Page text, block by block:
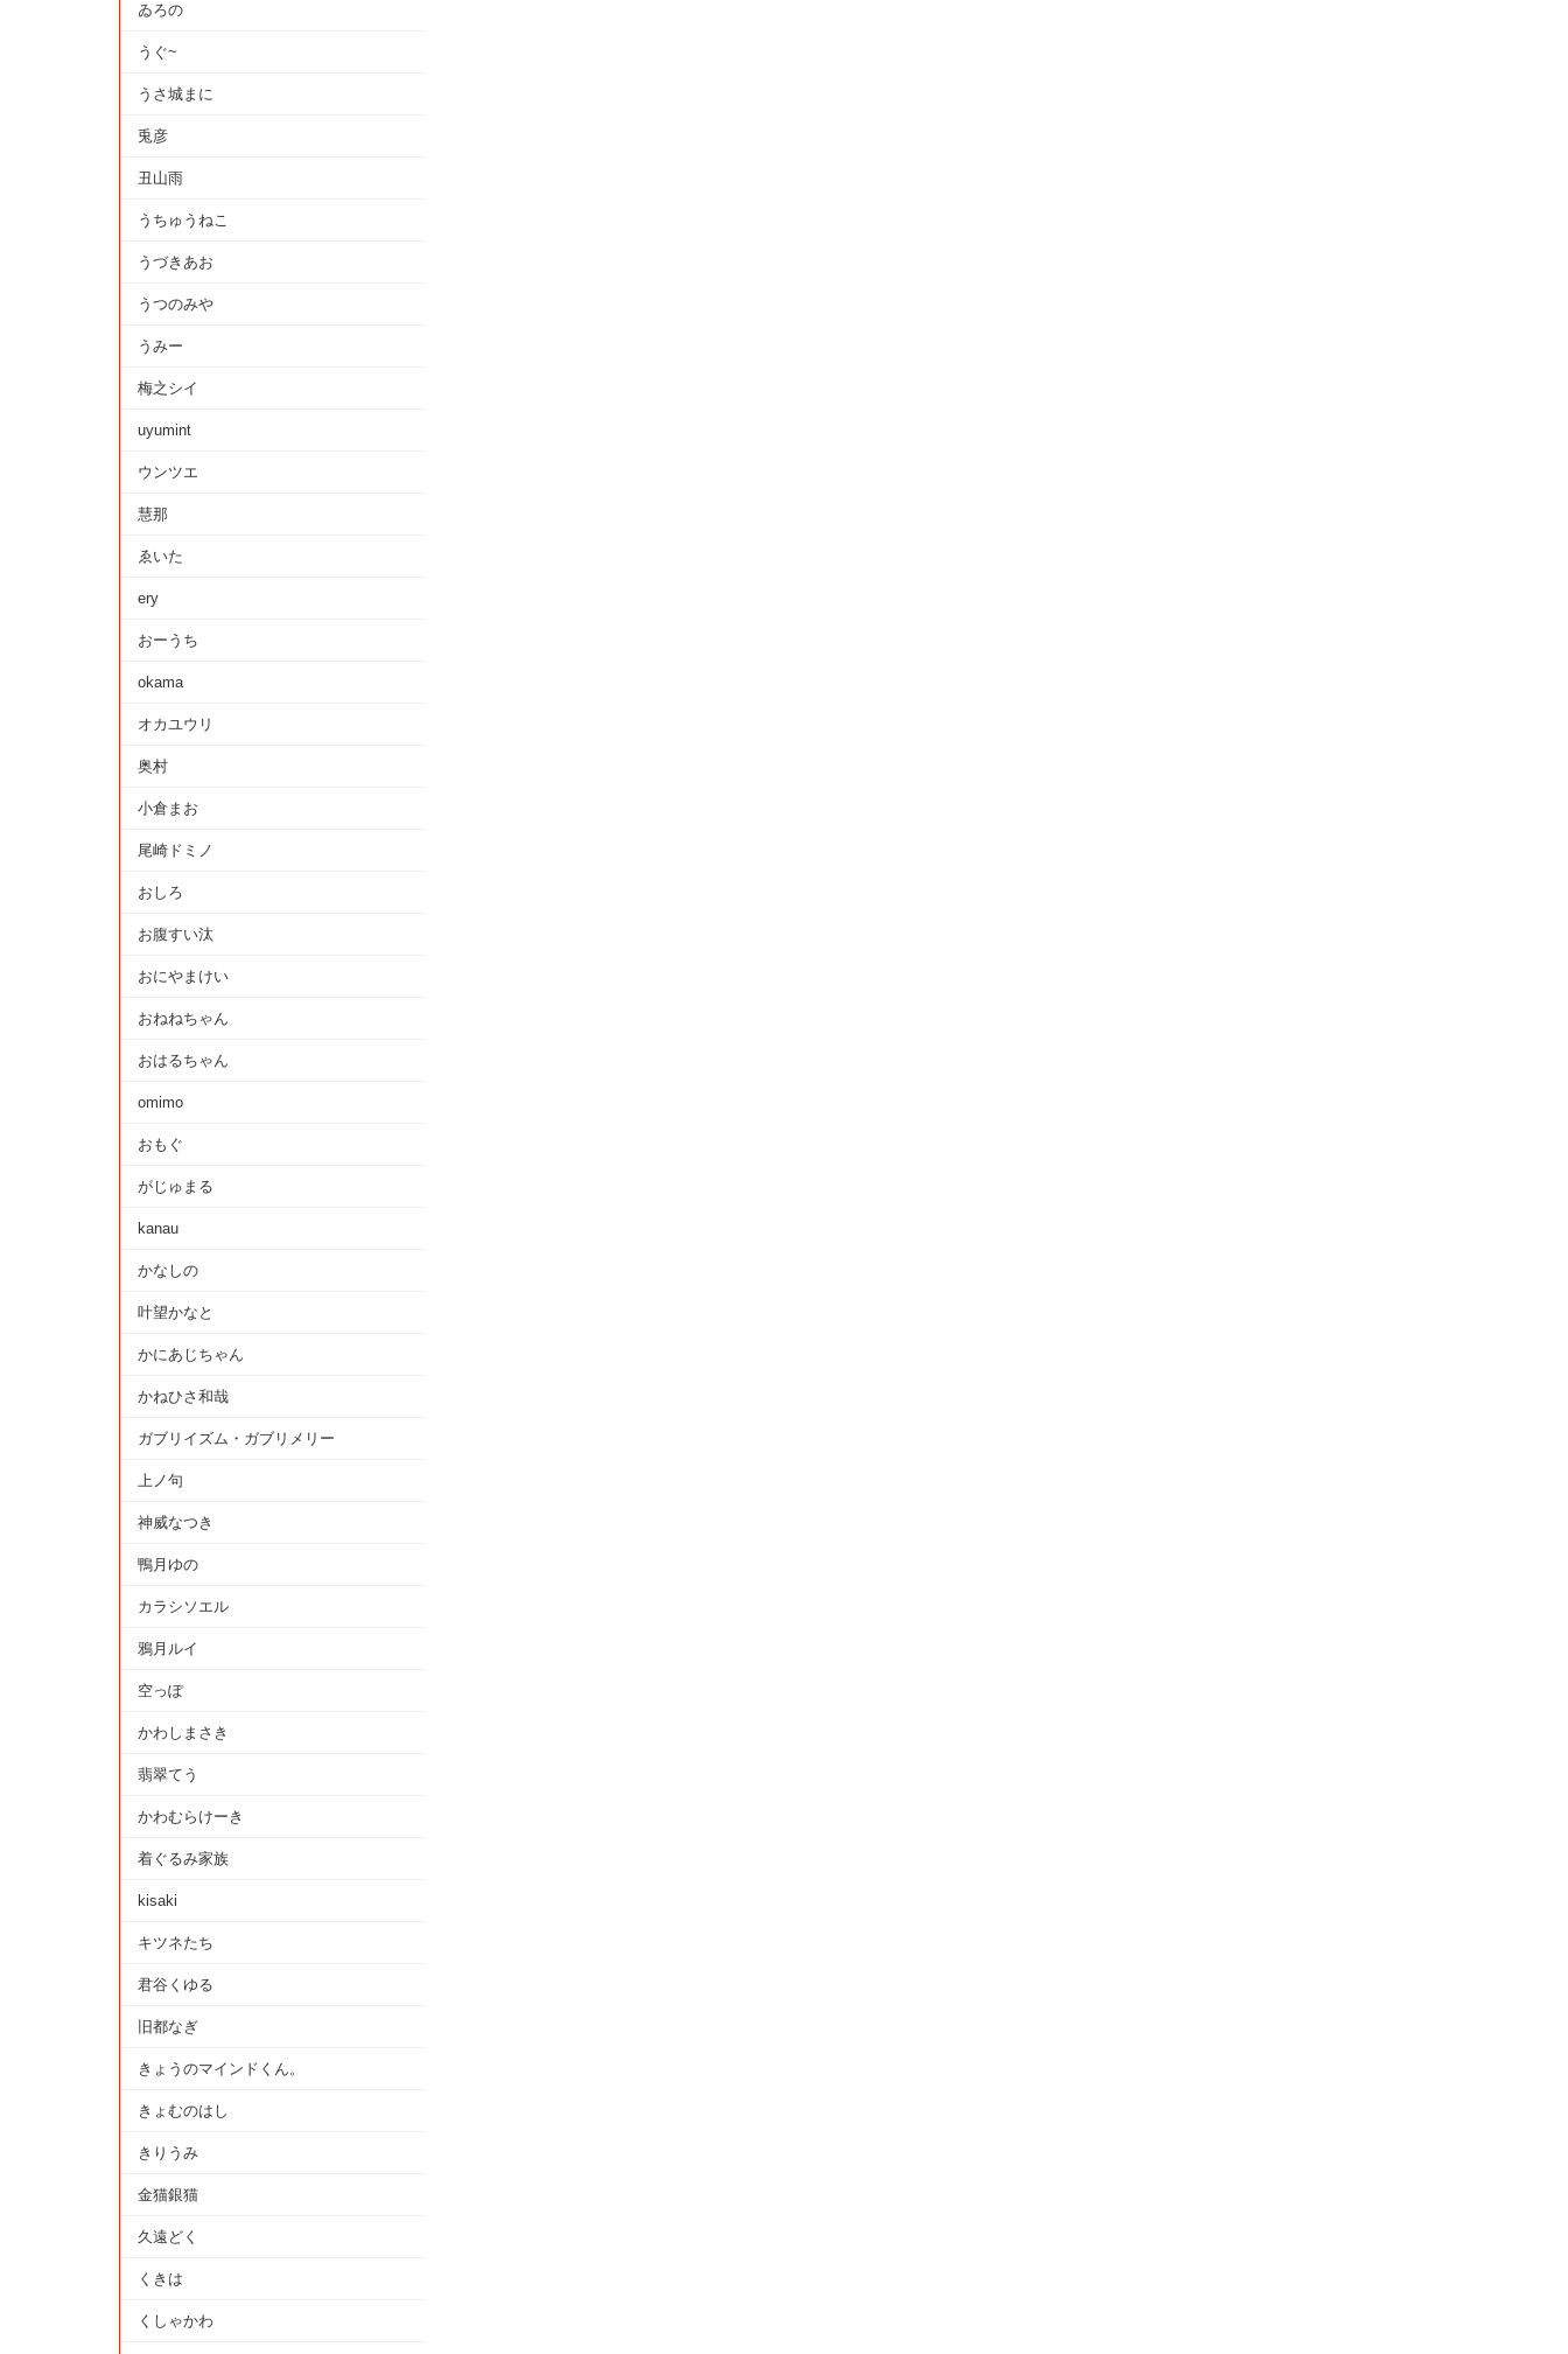
ゐろの
うぐ~
うさ城まに
兎彦
丑山雨
うちゅうねこ
うづきあお
うつのみや
うみー
梅之シイ
uyumint
ウンツエ
慧那
ゑいた
ery
おーうち
okama
オカユウリ
奥村
小倉まお
尾崎ドミノ
おしろ
お腹すい汰
おにやまけい
おねねちゃん
おはるちゃん
omimo
おもぐ
がじゅまる
kanau
かなしの
叶望かなと
かにあじちゃん
かねひさ和哉
ガブリイズム・ガブリメリー
上ノ句
神威なつき
鴨月ゆの
カラシソエル
鴉月ルイ
空っぽ
かわしまさき
翡翠てう
かわむらけーき
着ぐるみ家族
kisaki
キツネたち
君谷くゆる
旧都なぎ
きょうのマインドくん。
きょむのはし
きりうみ
金猫銀猫
久遠どく
くきは
くしゃかわ